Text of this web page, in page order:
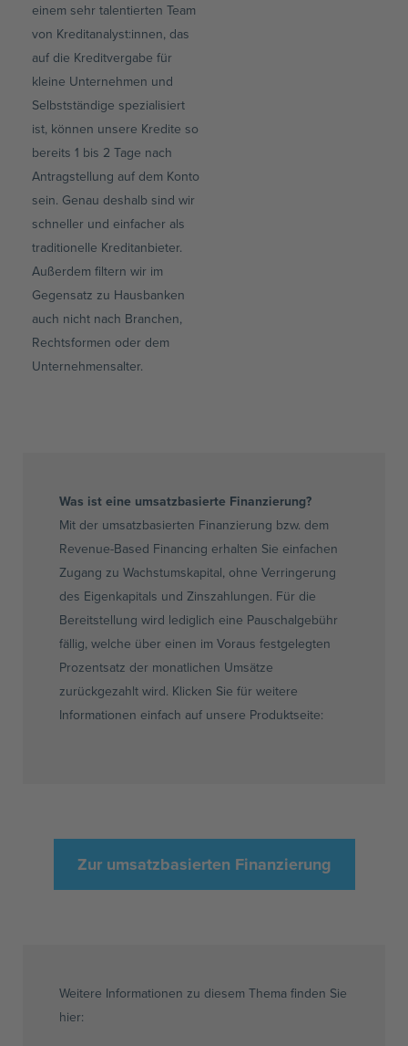
einem sehr talentierten Team
von Kreditanalyst:innen, das
auf die Kreditvergabe für
kleine Unternehmen und
Selbstständige spezialisiert
ist, können unsere Kredite so
bereits 1 bis 2 Tage nach
Antragstellung auf dem Konto
sein. Genau deshalb sind wir
schneller und einfacher als
traditionelle Kreditanbieter.
Außerdem filtern wir im
Gegensatz zu Hausbanken
auch nicht nach Branchen,
Rechtsformen oder dem
Unternehmensalter.
Was ist eine umsatzbasierte Finanzierung?
Mit der umsatzbasierten Finanzierung bzw. dem
Revenue-Based Financing erhalten Sie einfachen
Zugang zu Wachstumskapital, ohne Verringerung
des Eigenkapitals und Zinszahlungen. Für die
Bereitstellung wird lediglich eine Pauschalgebühr
fällig, welche über einen im Voraus festgelegten
Prozentsatz der monatlichen Umsätze
zurückgezahlt wird. Klicken Sie für weitere
Informationen einfach auf unsere Produktseite:
Zur umsatzbasierten Finanzierung
Weitere Informationen zu diesem Thema finden Sie
hier: